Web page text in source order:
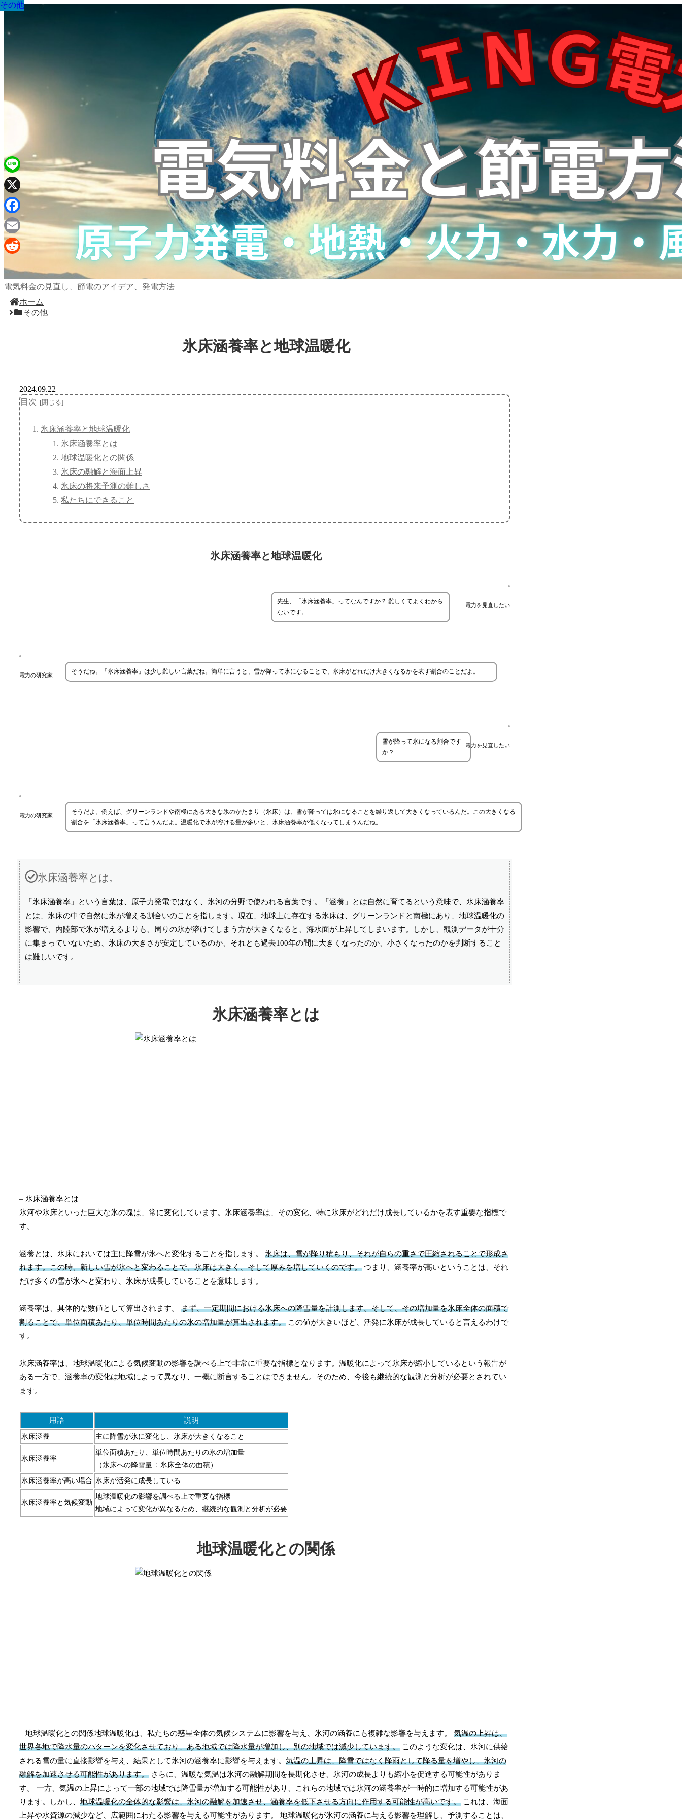
電気料金の見直し、節電のアイデア、発電方法
ホーム
その他
氷床涵養率と地球温暖化
その他
2024.09.22
目次
氷床涵養率と地球温暖化
氷床涵養率とは
地球温暖化との関係
氷床の融解と海面上昇
氷床の将来予測の難しさ
私たちにできること
氷床涵養率と地球温暖化
電力を見直したい
先生、「氷床涵養率」ってなんですか？ 難しくてよくわから
ないです。
電力の研究家 そうだね。「氷床涵養率」は少し難しい言葉だね。簡単に言うと、雪が降って氷になることで、氷床がどれだけ大きくなるかを表す割合のことだよ。
電力を見直したい
雪が降って氷になる割合です
か？
電力の研究家
そうだよ。例えば、グリーンランドや南極にある大きな氷のかたまり（氷床）は、雪が降っては氷になることを繰り返して大きくなっているんだ。この大きくなる
割合を「氷床涵養率」って言うんだよ。温暖化で氷が溶ける量が多いと、氷床涵養率が低くなってしまうんだね。
氷床涵養率とは。
「氷床涵養率」という言葉は、原子力発電ではなく、氷河の分野で使われる言葉です。「涵養」とは自然に育てるという意味で、氷床涵養率
とは、氷床の中で自然に氷が増える割合いのことを指します。現在、地球上に存在する氷床は、グリーンランドと南極にあり、地球温暖化の
影響で、内陸部で氷が増えるよりも、周りの氷が溶けてしまう方が大きくなると、海水面が上昇してしまいます。しかし、観測データが十分
に集まっていないため、氷床の大きさが安定しているのか、それとも過去100年の間に大きくなったのか、小さくなったのかを判断すること
は難しいです。
氷床涵養率とは
– 氷床涵養率とは
氷河や氷床といった巨大な氷の塊は、常に変化しています。氷床涵養率は、その変化、特に氷床がどれだけ成長しているかを表す重要な指標で
す。
涵養とは、氷床においては主に降雪が氷へと変化することを指します。 氷床は、雪が降り積もり、それが自らの重さで圧縮されることで形成さ
れます。この時、新しい雪が氷へと変わることで、氷床は大きく、そして厚みを増していくのです。 つまり、涵養率が高いということは、それ
だけ多くの雪が氷へと変わり、氷床が成長していることを意味します。
涵養率は、具体的な数値として算出されます。 まず、一定期間における氷床への降雪量を計測します。そして、その増加量を氷床全体の面積で
割ることで、単位面積あたり、単位時間あたりの氷の増加量が算出されます。 この値が大きいほど、活発に氷床が成長していると言えるわけで
す。
氷床涵養率は、地球温暖化による気候変動の影響を調べる上で非常に重要な指標となります。温暖化によって氷床が縮小しているという報告が
ある一方で、涵養率の変化は地域によって異なり、一概に断言することはできません。そのため、今後も継続的な観測と分析が必要とされてい
ます。
用語 説明
氷床涵養 主に降雪が氷に変化し、氷床が大きくなること
氷床涵養率
単位面積あたり、単位時間あたりの氷の増加量
（氷床への降雪量 ÷ 氷床全体の面積）
氷床涵養率が高い場合 氷床が活発に成長している
氷床涵養率と気候変動
地球温暖化の影響を調べる上で重要な指標
地域によって変化が異なるため、継続的な観測と分析が必要
地球温暖化との関係
– 地球温暖化との関係地球温暖化は、私たちの惑星全体の気候システムに影響を与え、氷河の涵養にも複雑な影響を与えます。 気温の上昇は、
世界各地で降水量のパターンを変化させており、ある地域では降水量が増加し、別の地域では減少しています。 このような変化は、氷河に供給
される雪の量に直接影響を与え、結果として氷河の涵養率に影響を与えます。 気温の上昇は、降雪ではなく降雨として降る量を増やし、氷河の
融解を加速させる可能性があります。 さらに、温暖な気温は氷河の融解期間を長期化させ、氷河の成長よりも縮小を促進する可能性がありま
す。 一方、気温の上昇によって一部の地域では降雪量が増加する可能性があり、これらの地域では氷河の涵養率が一時的に増加する可能性があ
ります。しかし、 地球温暖化の全体的な影響は、氷河の融解を加速させ、涵養率を低下させる方向に作用する可能性が高いです。 これは、海面
上昇や水資源の減少など、広範囲にわたる影響を与える可能性があります。 地球温暖化が氷河の涵養に与える影響を理解し、予測することは、
その他
その他
その他
その他
その他
その他
その他
その他
Line
X
Facebook
Email